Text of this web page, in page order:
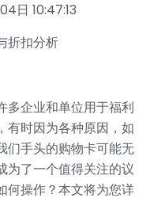
日 10:47:13
折扣分析
多企业和单位用于福利
有时因为各种原因，如
们手头的购物卡可能无
为了一个值得关注的议
何操作？本文将为您详